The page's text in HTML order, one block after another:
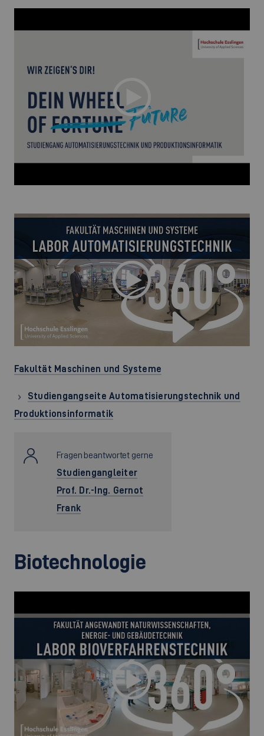
Fakultät Maschinen und Systeme
Studiengangseite Automatisierungstechnik und
Produktionsinformatik
Fragen beantwortet gerne
Studiengangleiter
Prof. Dr.-Ing. Gernot
Frank
Biotechnologie